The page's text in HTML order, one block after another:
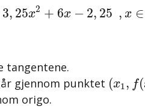
3, 25x2 + 6x − 2, 25 , x ∈
−3 25 x2 + x 25 ,x
tangentene.
gjennom punktet (x1, f(
( f(x
origo.